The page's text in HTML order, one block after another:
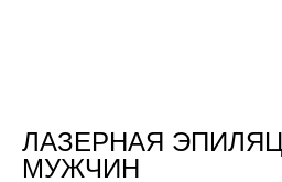
ЛАЗЕРНАЯ
МУЖЧИН